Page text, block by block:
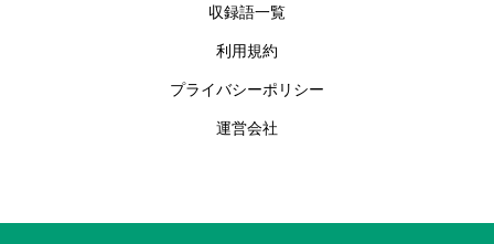
収録語一覧
利用規約
プライバシーポリシー
運営会社